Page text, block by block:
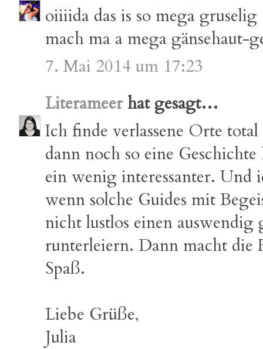
oiiiida das is so mega
mach ma a mega gänsehaut-
7. Mai 2014 um 17:23
Literameerhat gesagt…
Ich finde verlassene Orte
dann noch so eine
ein wenig interessanter. Und
wenn solche Guides mit
nicht lustlos einen auswendig
runterleiern. Dann macht die
Spaß.
Liebe Grüße,
Julia